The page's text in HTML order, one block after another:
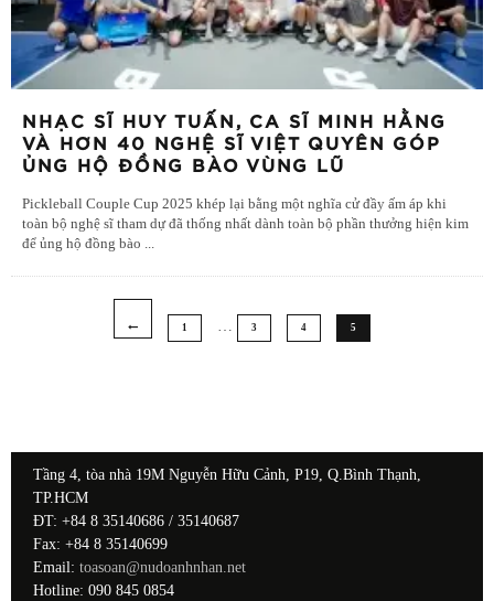
NHẠC SĨ HUY TUẤN, CA SĨ MINH HẰNG
VÀ HƠN 40 NGHỆ SĨ VIỆT QUYÊN GÓP
ỦNG HỘ ĐỒNG BÀO VÙNG LŨ
Pickleball Couple Cup 2025 khép lại bằng một nghĩa cử đầy ấm áp khi
toàn bộ nghệ sĩ tham dự đã thống nhất dành toàn bộ phần thưởng hiện kim
để ủng hộ đồng bào
1 3 4 5
Tầng 4, tòa nhà 19M Nguyễn Hữu Cảnh, P19, Q.Bình Thạnh,
TP.HCM
ĐT: +84 8 35140686 / 35140687
Fax: +84 8 35140699
Email: toasoan@nudoanhnhan.net
Hotline: 090 845 0854